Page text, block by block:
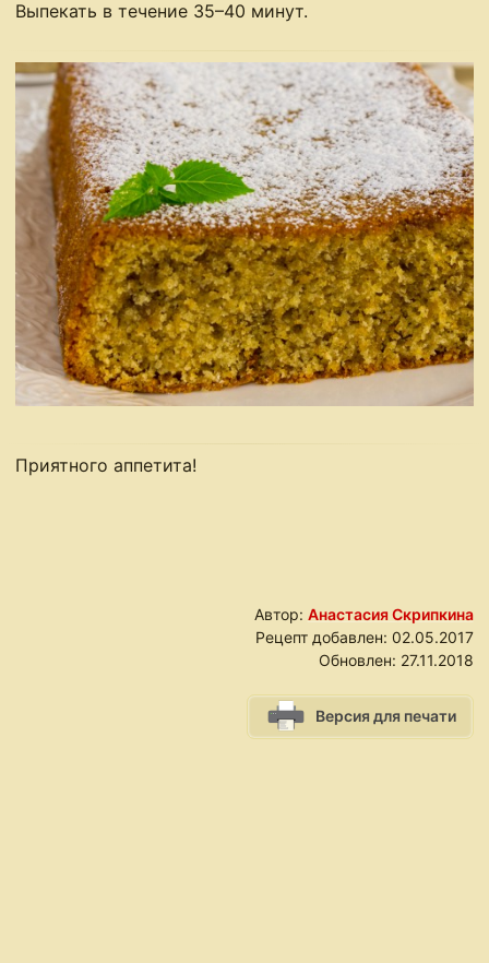
Выпекать в течение 35–40 минут.
Приятного аппетита!
Автор: Анастасия Скрипкина
Рецепт добавлен: 02.05.2017
Обновлен: 27.11.2018
Версия для печати